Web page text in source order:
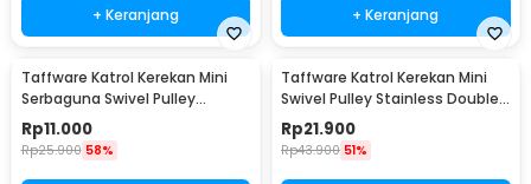
+ Keranjang + Keranjang
Taffware Katrol Kerekan Mini
Serbaguna Swivel Pulley
Stainless Steel M20
Rp11.000
Rp25.900 58%
Taffware Katrol Kerekan Mini
Swivel Pulley Stainless Double
Wheel M20
Rp21.900
Rp43.900 51%